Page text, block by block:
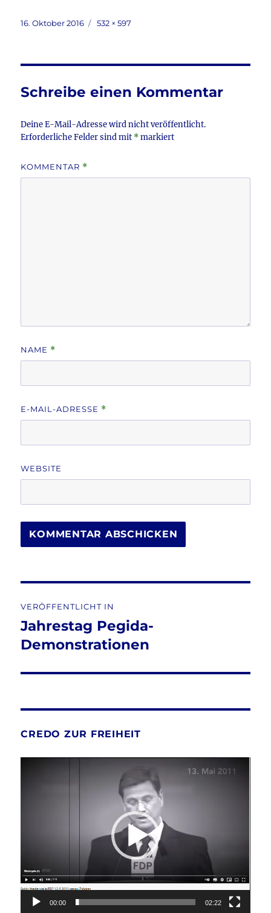
c
b
o
o
k
it
r
ai le
Veröffentlicht
16. Oktober 2016
Volle
532 × 597
Schreibe einen Kommentar
Deine E-Mail-Adresse wird nicht veröffentlicht.
Erforderliche Felder sind mit *markiert
KOMMENTAR *
NAME *
E-MAIL-ADRESSE *
WEBSITE
VERÖFFENTLICHT IN
Jahrestag Pegida-
Demonstrationen
CREDO ZUR FREIHEIT
00:00 02:22